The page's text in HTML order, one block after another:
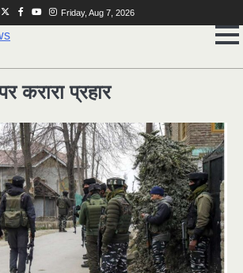
TwitterFacebookYoutubeInstagram
Friday, Aug 7, 2026
करारा प्रहार
मुर्दा हो गया जिंदा: गड्ढे में वाहन को लगा झटका तो
लौट गई सांस
news